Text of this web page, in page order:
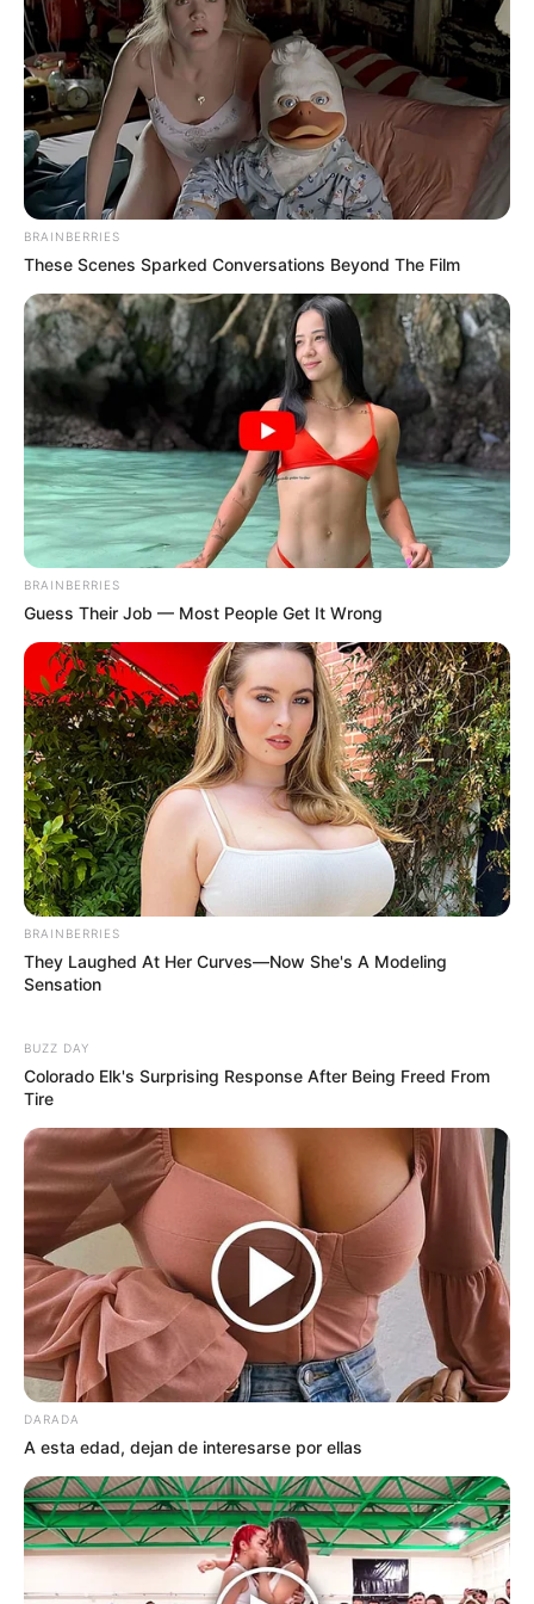
BRAINBERRIES
These Scenes Sparked Conversations Beyond The Film
BRAINBERRIES
Guess Their Job — Most People Get It Wrong
BRAINBERRIES
They Laughed At Her Curves—Now She's A Modeling
Sensation
BUZZ DAY
Colorado Elk's Surprising Response After Being Freed From
Tire
DARADA
A esta edad, dejan de interesarse por ellas